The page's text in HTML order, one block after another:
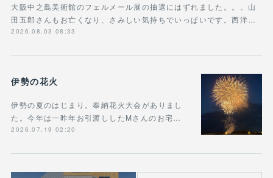
大阪中之島美術館のフェルメール展の抽選にはずれました。。。山
田五郎さんもお亡くなり、さみしい気持ちでいっぱいです。西洋…
2026.08.03 08:33
伊勢の花火
伊勢の夏のはじまり。奉納花火大会がありまし
た。今年は一昨年お引渡ししたMさんのお宅…
2026.07.19 02:20